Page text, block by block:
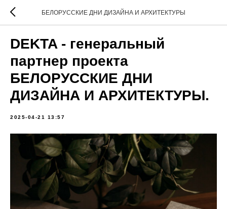
БЕЛОРУССКИЕ ДНИ ДИЗАЙНА И АРХИТЕКТУРЫ
DEKTA - генеральный
партнер проекта
БЕЛОРУССКИЕ ДНИ
ДИЗАЙНА И АРХИТЕКТУРЫ.
2025-04-21 13:57